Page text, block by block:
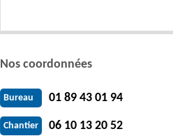
Nos coordonnées
Bureau 01 89 43 01 94
Chantier 06 10 13 20 52